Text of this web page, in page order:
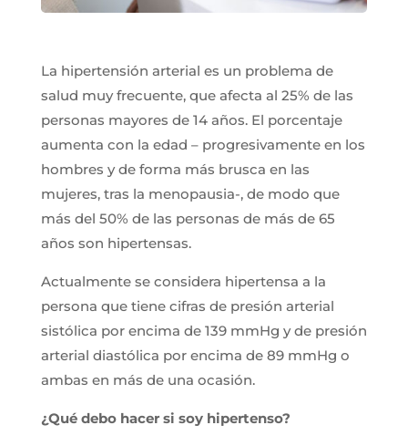
La hipertensión arterial es un problema de
salud muy frecuente, que afecta al 25% de las
personas mayores de 14 años. El porcentaje
aumenta con la edad – progresivamente en los
hombres y de forma más brusca en las
mujeres, tras la menopausia-, de modo que
más del 50% de las personas de más de 65
años son hipertensas.
Actualmente se considera hipertensa a la
persona que tiene cifras de presión arterial
sistólica por encima de 139 mmHg y de presión
arterial diastólica por encima de 89 mmHg o
ambas en más de una ocasión.
¿Qué debo hacer si soy hipertenso?